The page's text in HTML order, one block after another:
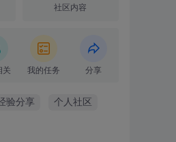
社区内容
关 我的任务 分享
验分享 个人社区